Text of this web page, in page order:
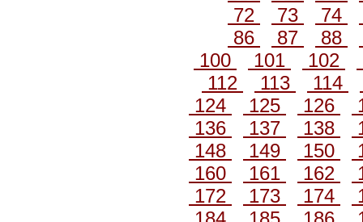
72
73 74
86
87 88
100
101 102
112
113 114
124
125 126
136
137 138
148
149 150
160
161 162
172
173 174